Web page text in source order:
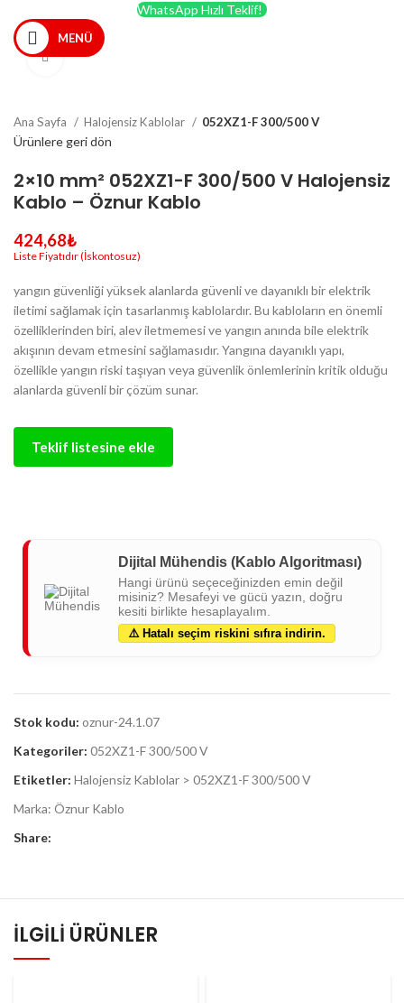
WhatsApp Hızlı Teklif!
MENÜ
Büyütmek için tıklayın
Ana Sayfa Halojensiz Kablolar 052XZ1-F 300/500 V
Ürünlere geri dön
2×10 mm² 052XZ1-F 300/500 V Halojensiz
Kablo – Öznur Kablo
424,68₺
yangın güvenliği yüksek alanlarda güvenli ve dayanıklı bir elektrik
iletimi sağlamak için tasarlanmış kablolardır. Bu kabloların en önemli
özelliklerinden biri, alev iletmemesi ve yangın anında bile elektrik
akışının devam etmesini sağlamasıdır. Yangına dayanıklı yapı,
özellikle yangın riski taşıyan veya güvenlik önlemlerinin kritik olduğu
alanlarda güvenli bir çözüm sunar.
Teklif listesine ekle
Dijital Mühendis (Kablo Algoritması)
Hangi ürünü seçeceğinizden emin değil
misiniz? Mesafeyi ve gücü yazın, doğru
kesiti birlikte hesaplayalım.
⚠️ Hatalı seçim riskini sıfıra indirin.
Stok kodu: oznur-24.1.07
Kategoriler: 052XZ1-F 300/500 V
Etiketler: Halojensiz Kablolar > 052XZ1-F 300/500 V
Marka: Öznur Kablo
Share:
İLGILI ÜRÜNLER